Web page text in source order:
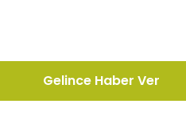
Gelince Haber Ver